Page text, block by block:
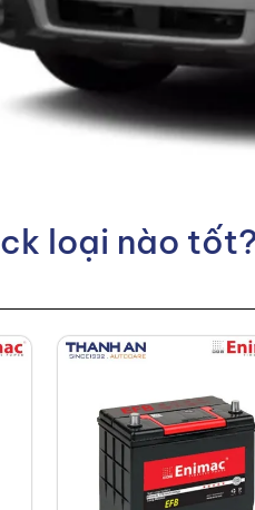
loại nào